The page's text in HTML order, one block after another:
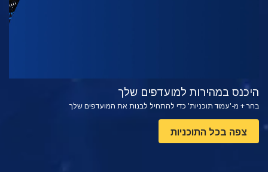
היכנס במהירות למועדפים שלך
בחר + מ-'עמוד תוכניות' כדי להתחיל לבנות את המועדפים שלך
צפה בכל התוכניות